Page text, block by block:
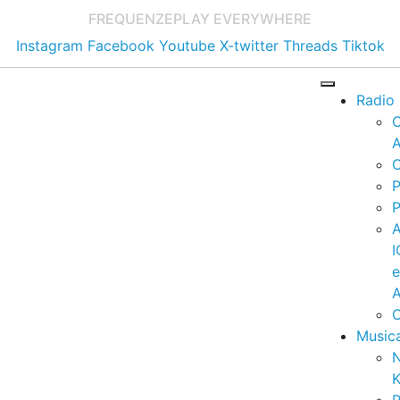
FREQUENZEPLAY EVERYWHERE
Instagram Facebook Youtube X-twitter Threads Tiktok
Radio
e